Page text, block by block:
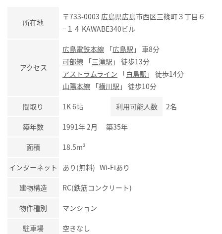
所在地
〒733-0003 広島県広島市西区三篠町３丁目６
−１４ KAWABE340ビル
アクセス
広島電鉄本線 「広島駅 」 車8分
可部線 「三滝駅 」 徒歩13分
アストラムライン 「白島駅 」 徒歩14分
山陽本線 「横川駅 」 徒歩10分
間取り 1K 6帖 利用可能人数 2名
築年数 1991年 2月 築35年
面積 18.5m²
インターネット あり(無料) Wi-Fiあり
建物構造 RC(鉄筋コンクリート)
物件種別 マンション
駐車場 空きなし